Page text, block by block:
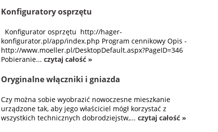
Konfiguratory osprzętu
Konfigurator osprzętu http://hager-
konfigurator.pl/app/index.php Program cennikowy Opis -
http://www.moeller.pl/DesktopDefault.aspx?PageID=346
Pobieranie...czytaj całość »
Oryginalne włączniki i gniazda
Czy można sobie wyobrazić nowoczesne mieszkanie
urządzone tak, aby jego właściciel mógł korzystać z
wszystkich technicznych dobrodziejstw,...czytaj całość »